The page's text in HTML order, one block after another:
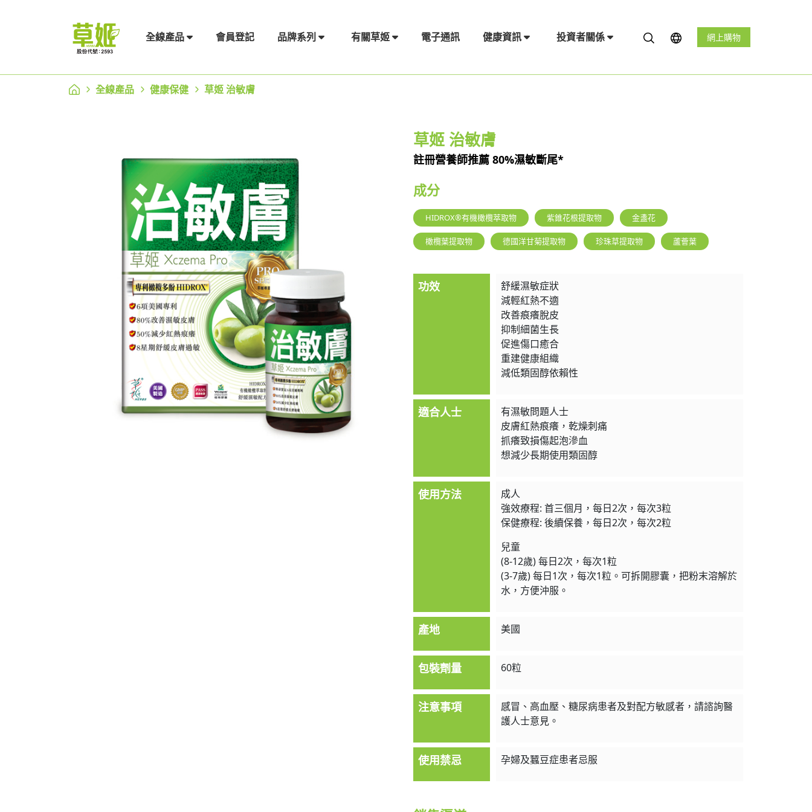
全線產品 會員登記 品牌系列 有關草姬 電子通訊 健康資訊 投資者關係 網上購物
全線產品 健康保健 草姬 治敏膚
草姬 治敏膚
註冊營養師推薦 80%濕敏斷尾*
成分
HIDROX®有機橄欖萃取物 紫錐花根提取物 金盞花
橄欖葉提取物 德國洋甘菊提取物 珍珠草提取物 蘆薈葉
功效
舒緩濕敏症狀
減輕紅熱不適
改善痕癢脫皮
抑制細菌生長
促進傷口癒合
重建健康組織
減低類固醇依賴性
適合人士
有濕敏問題人士
皮膚紅熱痕癢，乾燥刺痛
抓癢致損傷起泡滲血
想減少長期使用類固醇
使用方法
成人
強效療程: 首三個月，每日2次，每次3粒
保健療程: 後續保養，每日2次，每次2粒
兒童
(8-12歲) 每日2次，每次1粒
(3-7歲) 每日1次，每次1粒。可拆開膠囊，把粉末溶解於
水，方便沖服。
產地 美國
包裝劑量 60粒
注意事項
感冒、高血壓、糖尿病患者及對配方敏感者，請諮詢醫
護人士意見。
使用禁忌 孕婦及蠶豆症患者忌服